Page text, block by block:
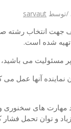
/توسط sarvaut
رشته صحیح
تهیه شده است.
پر مسئولیت می
آنها عمل می
مهارت های
و توان تحمل